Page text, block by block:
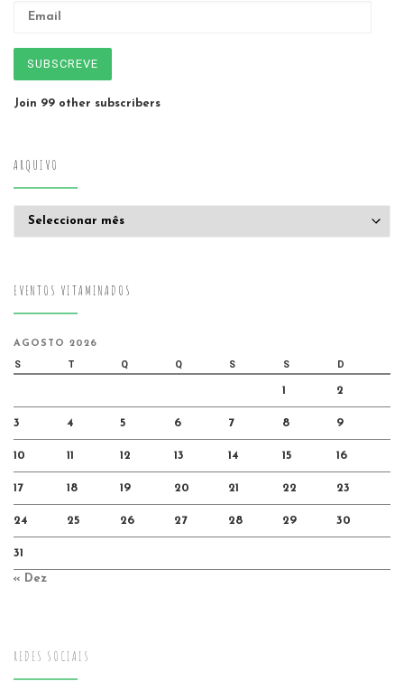
SUBSCREVE
Join 99 other subscribers
ARQUIVO
EVENTOS VITAMINADOS
AGOSTO 2026
S T Q Q S S D
1 2
3 4 5 6 7 8 9
10 11 12 13 14 15 16
17 18 19 20 21 22 23
24 25 26 27 28 29 30
31
« Dez
REDES SOCIAIS